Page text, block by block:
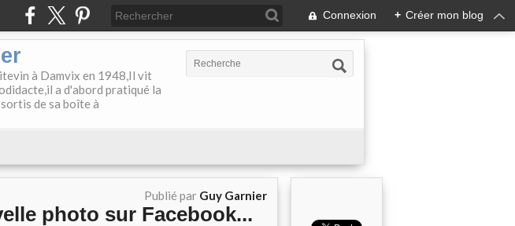
Connexion + Créer mon blog
à Damvix en 1948,Il vit
a d'abord pratiqué la
de sa boîte à
Publié par Guy Garnier
photo sur Facebook...